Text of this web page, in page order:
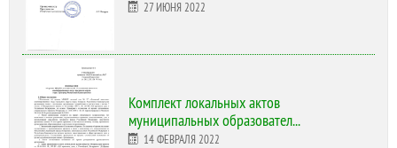
27 ИЮНЯ 2022
Комплект локальных актов
муниципальных образовател...
14 ФЕВРАЛЯ 2022